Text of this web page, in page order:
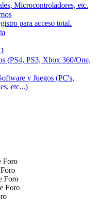
Microcontroladores, etc.
para acceso total.
(PS4, PS3, Xbox 360/One,
y Juegos (PC's,
etc...)
Foro
Foro
Foro